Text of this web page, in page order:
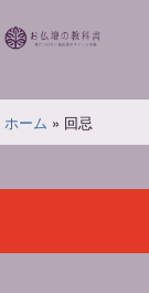
ン
ツ
へ
プ
お
壇
の
教
ホーム » 回忌